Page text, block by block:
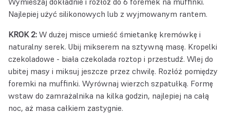
Najlepiej użyć silikonowych lub z wyjmowanym rantem.
KROK 2: W dużej misce umieść śmietankę kremówkę i
naturalny serek. Ubij mikserem na sztywną masę. Kropelki
czekoladowe - biała czekolada roztop i przestudź. Wlej do
ubitej masy i miksuj jeszcze przez chwilę. Rozłóż pomiędzy
foremki na muffinki. Wyrównaj wierzch szpatułką. Formę
wstaw do zamrażalnika na kilka godzin, najlepiej na całą
noc, aż masa całkiem zastygnie.